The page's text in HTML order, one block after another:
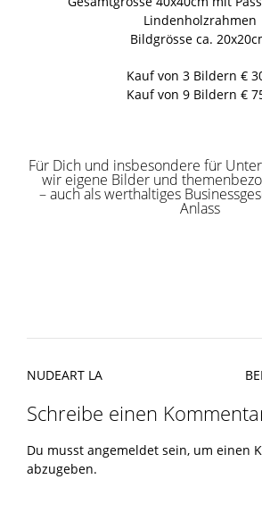
Lindenholzrahmen
Bildgrösse ca.
Kauf von 3 Bildern €
Kauf von 9 Bildern €
Für Dich und insbesondere für
wir eigene Bilder und
– auch als werthaltiges
Anlass
Post
NUDEART LA
Schreibe einen
Du musst angemeldet sein, um einen
abzugeben.